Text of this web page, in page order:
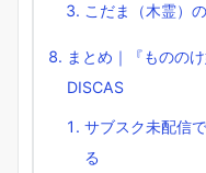
こだま（木霊）
まとめ｜『ものの
DISCAS
サブスク未配信
る